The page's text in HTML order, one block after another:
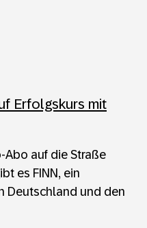
Erfolgskurs mit
Abo auf die Straße
es FINN, ein
Deutschland und den